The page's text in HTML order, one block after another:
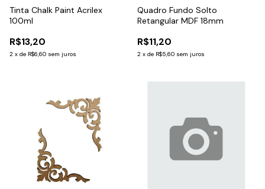
Tinta Chalk Paint Acrilex
100ml
R$13,20
2 x de R$6,60 sem juros
Quadro Fundo Solto
Retangular MDF 18mm
R$11,20
2 x de R$5,60 sem juros